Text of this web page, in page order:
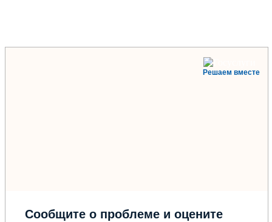
Решаем вместе
Сообщите о проблеме и оцените